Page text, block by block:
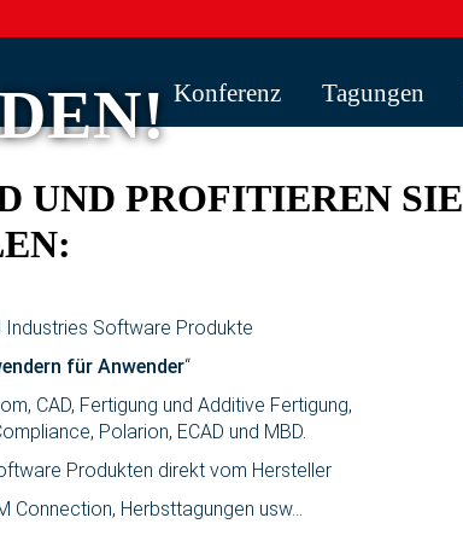
Konferenz Tagungen
UND PROFITIEREN SIE
Industries Software Produkte
für Anwender“
CAD, Fertigung und Additive Fertigung,
Polarion, ECAD und MBD.
Produkten direkt vom Hersteller
Connection, Herbsttagungen usw...